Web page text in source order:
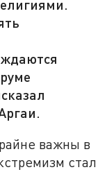
важны в
стал